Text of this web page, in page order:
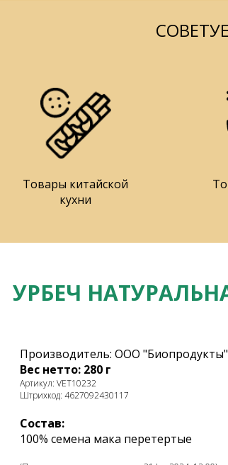
Товары китайской
кухни
УРБЕЧ
Производитель: ООО
Вес нетто: 280 г
Артикул: VET10232
Штрихкод: 4627092430117
Состав:
100% семена мака перетертые